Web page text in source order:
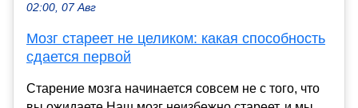
02:00, 07 Авг
Мозг стареет не целиком: какая способность
сдается первой
Старение мозга начинается совсем не с того, что